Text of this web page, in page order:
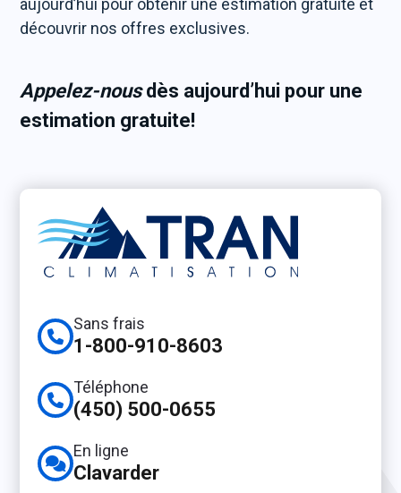
aujourd’hui pour obtenir une estimation gratuite et
découvrir nos offres exclusives.
Appelez-nousdès aujourd’hui pour une
estimation gratuite!
Sans frais
1-800-910-8603
Téléphone
(450) 500-0655
En ligne
Clavarder